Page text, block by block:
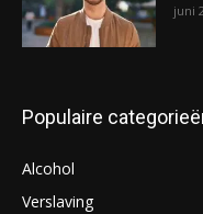
juni
Populaire
Alcohol
Verslaving